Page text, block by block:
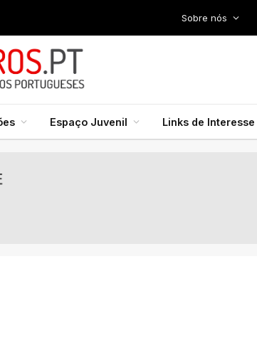
Sobre nós
Espaço Juvenil Links de Interesse